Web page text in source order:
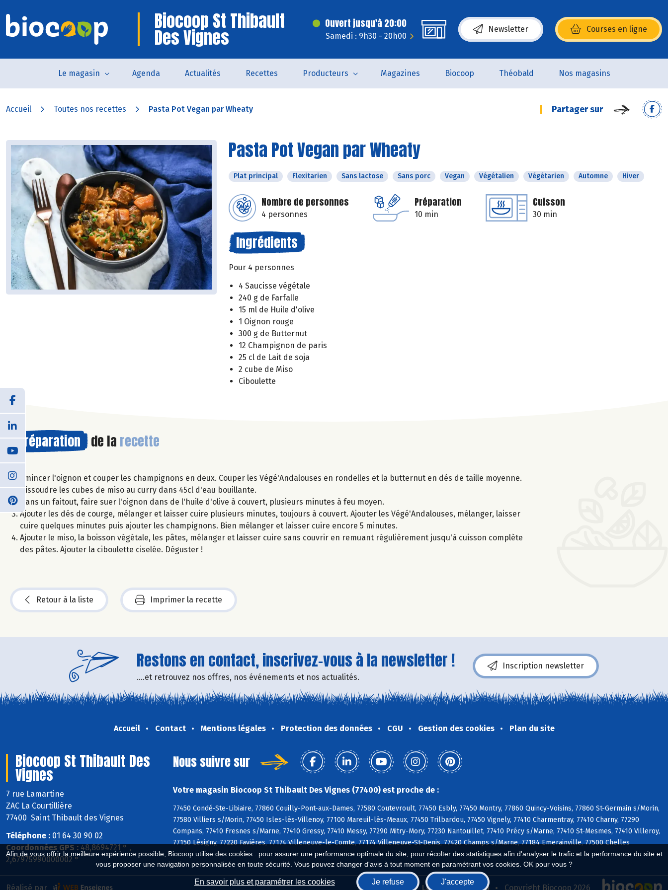
Afin de vous offrir la meilleure expérience possible, Biocoop utilise des cookies : pour assurer une performance optimale du site, pour récolter des statistiques afin d'analyser le trafic et la performance du site et
vous proposer une navigation personnalisée en toute sécurité. Vous pouvez changer d'avis à tout moment en paramétrant vos cookies. OK pour vous ?
En savoir plus et paramétrer les cookies Je refuse J'accepte
Biocoop St Thibault
Des Vignes
Ouvert jusqu'à 20:00
Samedi : 9h30 - 20h00
Newsletter Courses en ligne
(s’ouvre dans une nouvelle fenêtre)
Le magasin Agenda Actualités Recettes Producteurs Magazines Biocoop Théobald Nos magasins
Accueil Toutes nos recettes Pasta Pot Vegan par Wheaty Partager sur
Pasta Pot Vegan par Wheaty
Plat principal Flexitarien Sans lactose Sans porc Vegan Végétalien Végétarien Automne Hiver
Nombre de personnes
4 personnes
Préparation
10 min
Cuisson
30 min
Ingrédients
Pour 4 personnes
4 Saucisse végétale
240 g de Farfalle
15 ml de Huile d'olive
1 Oignon rouge
300 g de Butternut
12 Champignon de paris
25 cl de Lait de soja
2 cube de Miso
Ciboulette
Préparation de la recette
Émincer l'oignon et couper les champignons en deux. Couper les Végé'Andalouses en rondelles et la butternut en dés de taille moyenne.
Dissoudre les cubes de miso au curry dans 45cl d'eau bouillante.
Dans un faitout, faire suer l'oignon dans de l'huile d'olive à couvert, plusieurs minutes à feu moyen.
Ajouter les dés de courge, mélanger et laisser cuire plusieurs minutes, toujours à couvert. Ajouter les Végé'Andalouses, mélanger, laisser
cuire quelques minutes puis ajouter les champignons. Bien mélanger et laisser cuire encore 5 minutes.
Ajouter le miso, la boisson végétale, les pâtes, mélanger et laisser cuire sans couvrir en remuant régulièrement jusqu'à cuisson complète
des pâtes. Ajouter la ciboulette ciselée. Déguster !
Retour à la liste Imprimer la recette
Restons en contact, inscrivez-vous à la newsletter !
....et retrouvez nos offres, nos événements et nos actualités.
Inscription newsletter
Accueil Contact Mentions légales Protection des données CGU Gestion des cookies Plan du site
Biocoop St Thibault Des
Vignes
7 rue Lamartine
ZAC La Courtillière
77400 Saint Thibault des Vignes
Téléphone : 01 64 30 90 02
Coordonnées GPS : 48,8694721 ° ,
2,67975990000002 °
Nous suivre sur
Votre magasin Biocoop St Thibault Des Vignes (77400) est proche de :
77450 Condé-Ste-Libiaire, 77860 Couilly-Pont-aux-Dames, 77580 Coutevroult, 77450 Esbly, 77450 Montry, 77860 Quincy-Voisins, 77860 St-Germain s/Morin,
77580 Villiers s/Morin, 77450 Isles-lès-Villenoy, 77100 Mareuil-lès-Meaux, 77450 Trilbardou, 77450 Vignely, 77410 Charmentray, 77410 Charny, 77290
Compans, 77410 Fresnes s/Marne, 77410 Gressy, 77410 Messy, 77290 Mitry-Mory, 77230 Nantouillet, 77410 Précy s/Marne, 77410 St-Mesmes, 77410 Villeroy,
77150 Lésigny, 77220 Favières, 77174 Villeneuve-le-Comte, 77174 Villeneuve-St-Denis, 77420 Champs s/Marne, 77184 Emerainville, 77500 Chelles
Biocoop.fr Le réseau Biocoop Copyright Biocoop 2026
Réalisé par